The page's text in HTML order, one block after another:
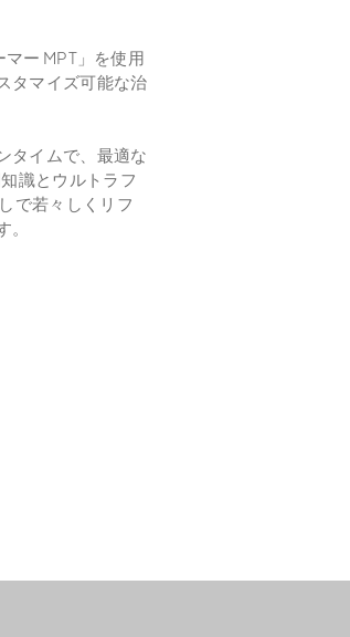
ー MPT」を使用
タマイズ可能な治
タイムで、最適な
識とウルトラフ
で若々しくリフ